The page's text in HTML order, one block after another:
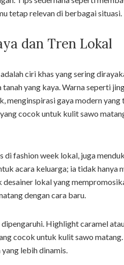
tetap relevan di berbagai situasi.
dan Tren Lokal
ciri khas yang sering
yang kaya. Warna seperti
menginspirasi gaya modern
cocok untuk kulit sawo
di fashion week lokal, juga
acara keluarga; ia tidak hanya
lokal yang
dengan cara baru.
Highlight caramel
cocok untuk kulit sawo
lebih dinamis.